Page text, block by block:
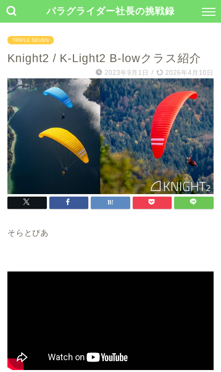
パラグライダー社長の挑戦録
TRIPLE SEVEN
Knight2 / K-Light2 B-lowクラス紹介
2023年9月1日 / 2026年4月10日
そらとぴあ